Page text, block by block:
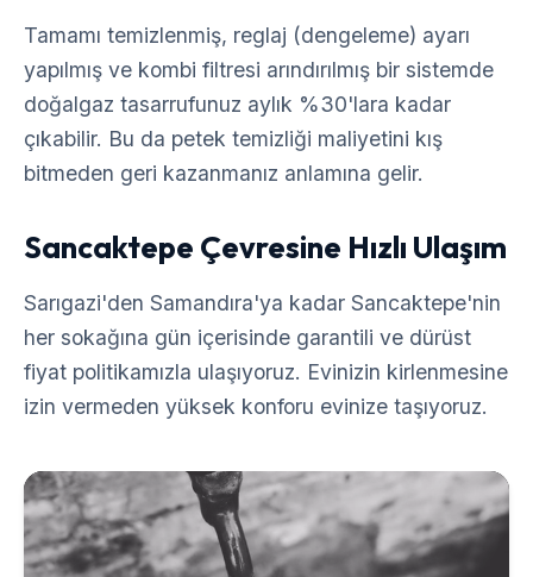
Tamamı temizlenmiş, reglaj (dengeleme) ayarı
yapılmış ve kombi filtresi arındırılmış bir sistemde
doğalgaz tasarrufunuz aylık %30'lara kadar
çıkabilir. Bu da petek temizliği maliyetini kış
bitmeden geri kazanmanız anlamına gelir.
Sancaktepe Çevresine Hızlı Ulaşım
Sarıgazi'den Samandıra'ya kadar Sancaktepe'nin
her sokağına gün içerisinde garantili ve dürüst
fiyat politikamızla ulaşıyoruz. Evinizin kirlenmesine
izin vermeden yüksek konforu evinize taşıyoruz.